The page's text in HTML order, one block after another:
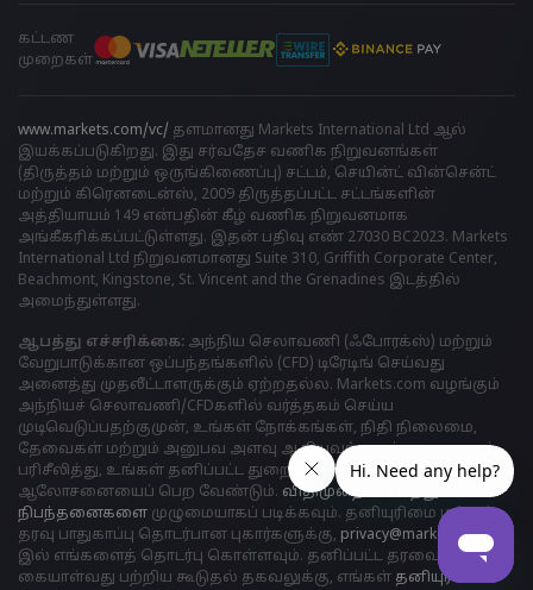
கட்டண
முறைகள்
www.markets.com/vc/ தளமானது Markets International Ltd ஆல்
இயக்கப்படுகிறது. இது சர்வதேச வணிக நிறுவனங்கள்
(திருத்தம் மற்றும் ஒருங்கிணைப்பு) சட்டம், செயின்ட் வின்சென்ட்
மற்றும் கிரெனடைன்ஸ், 2009 திருத்தப்பட்ட சட்டங்களின்
அத்தியாயம் 149 என்பதின் கீழ் வணிக நிறுவனமாக
அங்கீகரிக்கப்பட்டுள்ளது. இதன் பதிவு எண் 27030 BC2023. Markets
International Ltd நிறுவனமானது Suite 310, Griffith Corporate Center,
Beachmont, Kingstone, St. Vincent and the Grenadines இடத்தில்
அமைந்துள்ளது.
ஆபத்து எச்சரிக்கை: அந்நிய செலாவணி (ஃபோரக்ஸ்) மற்றும்
வேறுபாடுக்கான ஒப்பந்தங்களில் (CFD) டிரேடிங் செய்வது
அனைத்து முதலீட்டாளருக்கும் ஏற்றதல்ல. Markets.com வழங்கும்
அந்நியச் செலாவணி/CFDகளில் வர்த்தகம் செய்ய
முடிவெடுப்பதற்குமுன், உங்கள் நோக்கங்கள், நிதி நிலைமை,
தேவைகள் மற்றும் அனுபவ அளவு ஆகியவற்றைக் கவனமாகப்
பரிசீலித்து, உங்கள் தனிப்பட்ட துறைசார் நிபுணரின்
ஆலோசனையைப் பெற வேண்டும். விதிமுறைகள் மற்றும்
நிபந்தனைகளை முழுமையாகப் படிக்கவும். தனியுரிமை மற்றும்
தரவு பாதுகாப்பு தொடர்பான புகார்களுக்கு, privacy@markets.com
இல் எங்களைத் தொடர்பு கொள்ளவும். தனிப்பட்ட தரவைக்
கையாள்வது பற்றிய கூடுதல் தகவலுக்கு, எங்கள் தனியுரிமைக்